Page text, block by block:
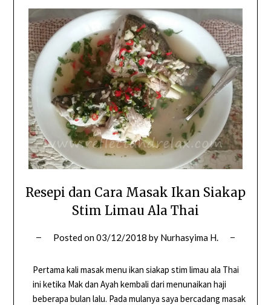
Resepi dan Cara Masak Ikan Siakap
Stim Limau Ala Thai
Posted on03/12/2018 by Nurhasyima H.
Pertama kali masak menu ikan siakap stim limau ala Thai
ini ketika Mak dan Ayah kembali dari menunaikan haji
beberapa bulan lalu. Pada mulanya saya bercadang masak